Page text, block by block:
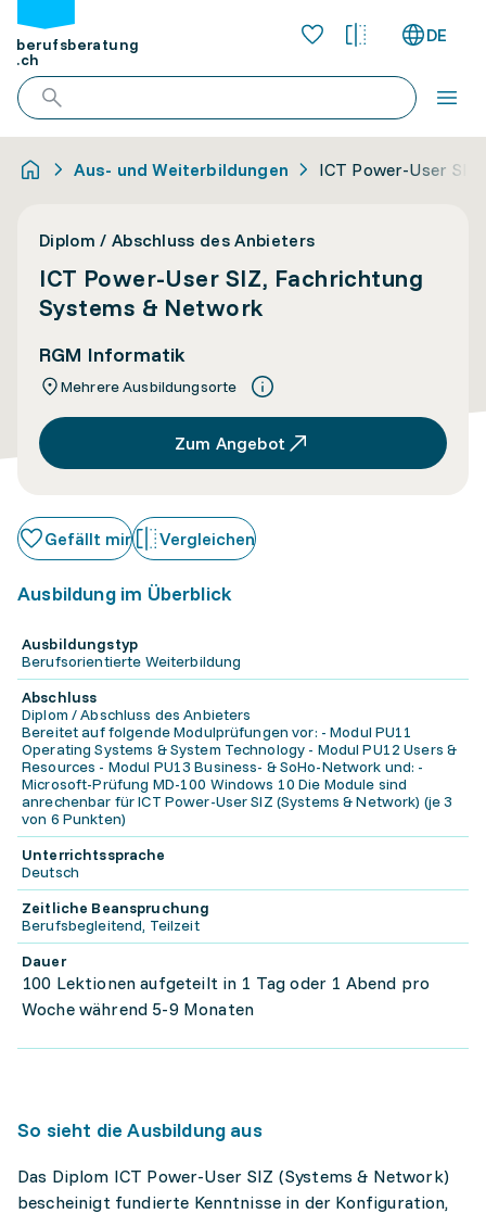
berufsberatung
.ch
DE
Aus- und Weiterbildungen ICT Power-User
Diplom / Abschluss des Anbieters
ICT Power-User SIZ, Fachrichtung
Systems & Network
RGM Informatik
Mehrere Ausbildungsorte
Zum Angebot
Gefällt mir Vergleichen
Ausbildung im Überblick
Ausbildungstyp
Berufsorientierte Weiterbildung
Abschluss
Diplom / Abschluss des Anbieters
Bereitet auf folgende Modulprüfungen vor: - Modul PU11
Operating Systems & System Technology - Modul PU12 Users &
Resources - Modul PU13 Business- & SoHo-Network und: -
Microsoft-Prüfung MD-100 Windows 10 Die Module sind
anrechenbar für ICT Power-User SIZ (Systems & Network) (je 3
von 6 Punkten)
Unterrichtssprache
Deutsch
Zeitliche Beanspruchung
Berufsbegleitend, Teilzeit
Dauer
100 Lektionen aufgeteilt in 1 Tag oder 1 Abend pro
Woche während 5-9 Monaten
So sieht die Ausbildung aus
Das Diplom ICT Power-User SIZ (Systems & Network)
bescheinigt fundierte Kenntnisse in der Konfiguration,